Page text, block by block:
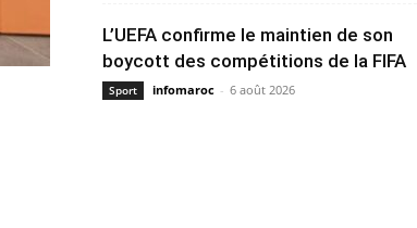
L’UEFA confirme le maintien de son
boycott des compétitions de la FIFA
Sport infomaroc - 6 août 2026